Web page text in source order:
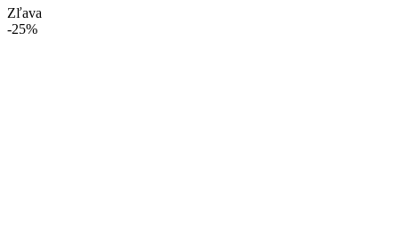
Zľava
-25%